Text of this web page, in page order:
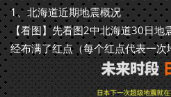
1、北海道近期地震概况
【看图】先看图2中北海道30日地
经布满了红点（每个红点代表一次